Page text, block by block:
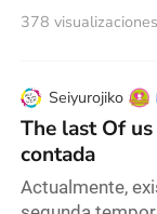
378 visualizaciones
Seiyurojiko
The last Of
contada
Actualmente,